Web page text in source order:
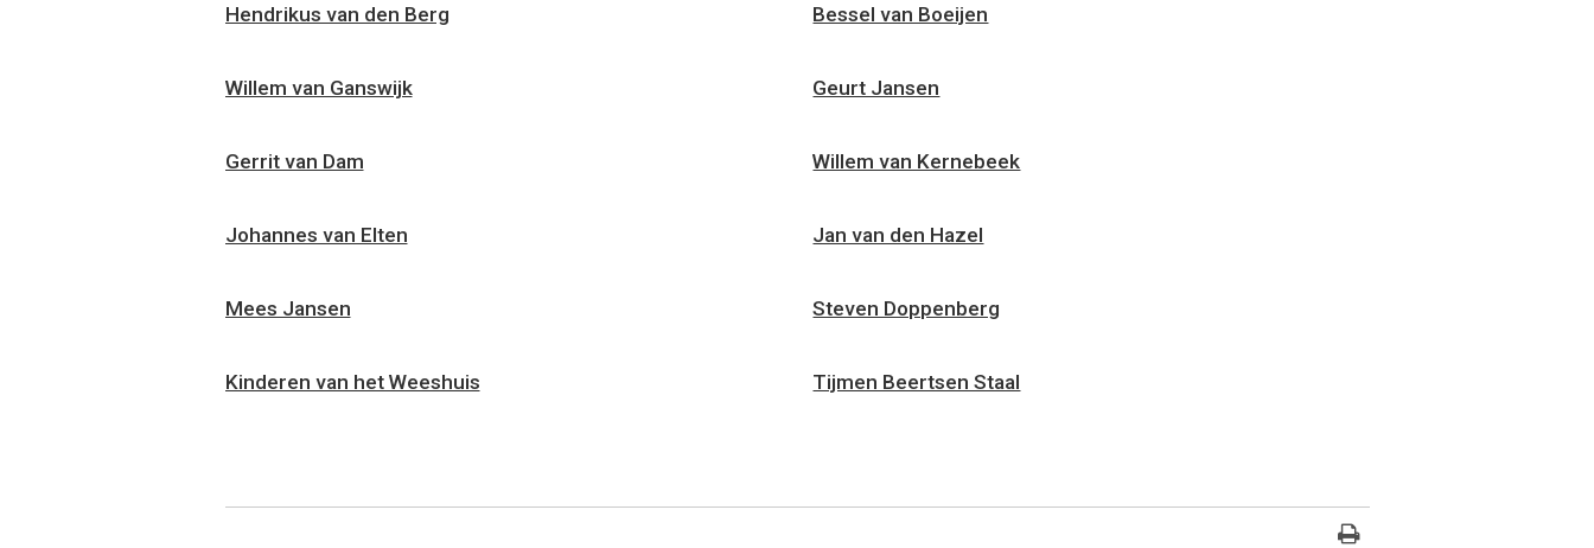
Hendrikus van den Berg Bessel van Boeijen
Willem van Ganswijk Geurt Jansen
Gerrit van Dam Willem van Kernebeek
Johannes van Elten Jan van den Hazel
Mees Jansen Steven Doppenberg
Kinderen van het Weeshuis Tijmen Beertsen Staal